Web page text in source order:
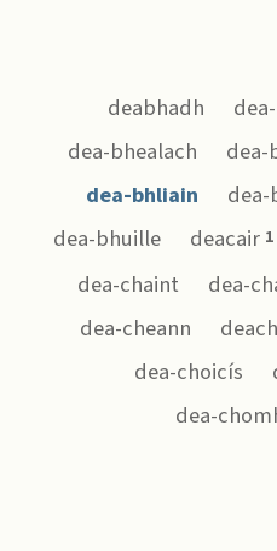
deabhadh
dea-bhealach
dea-
dea-bhliain
dea-bhuille
deacair 1
dea-chaint
dea-
dea-cheann
dea-choicís
dea-